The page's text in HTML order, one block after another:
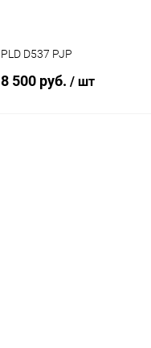
PLD D537 PJP
8 500 руб. / шт